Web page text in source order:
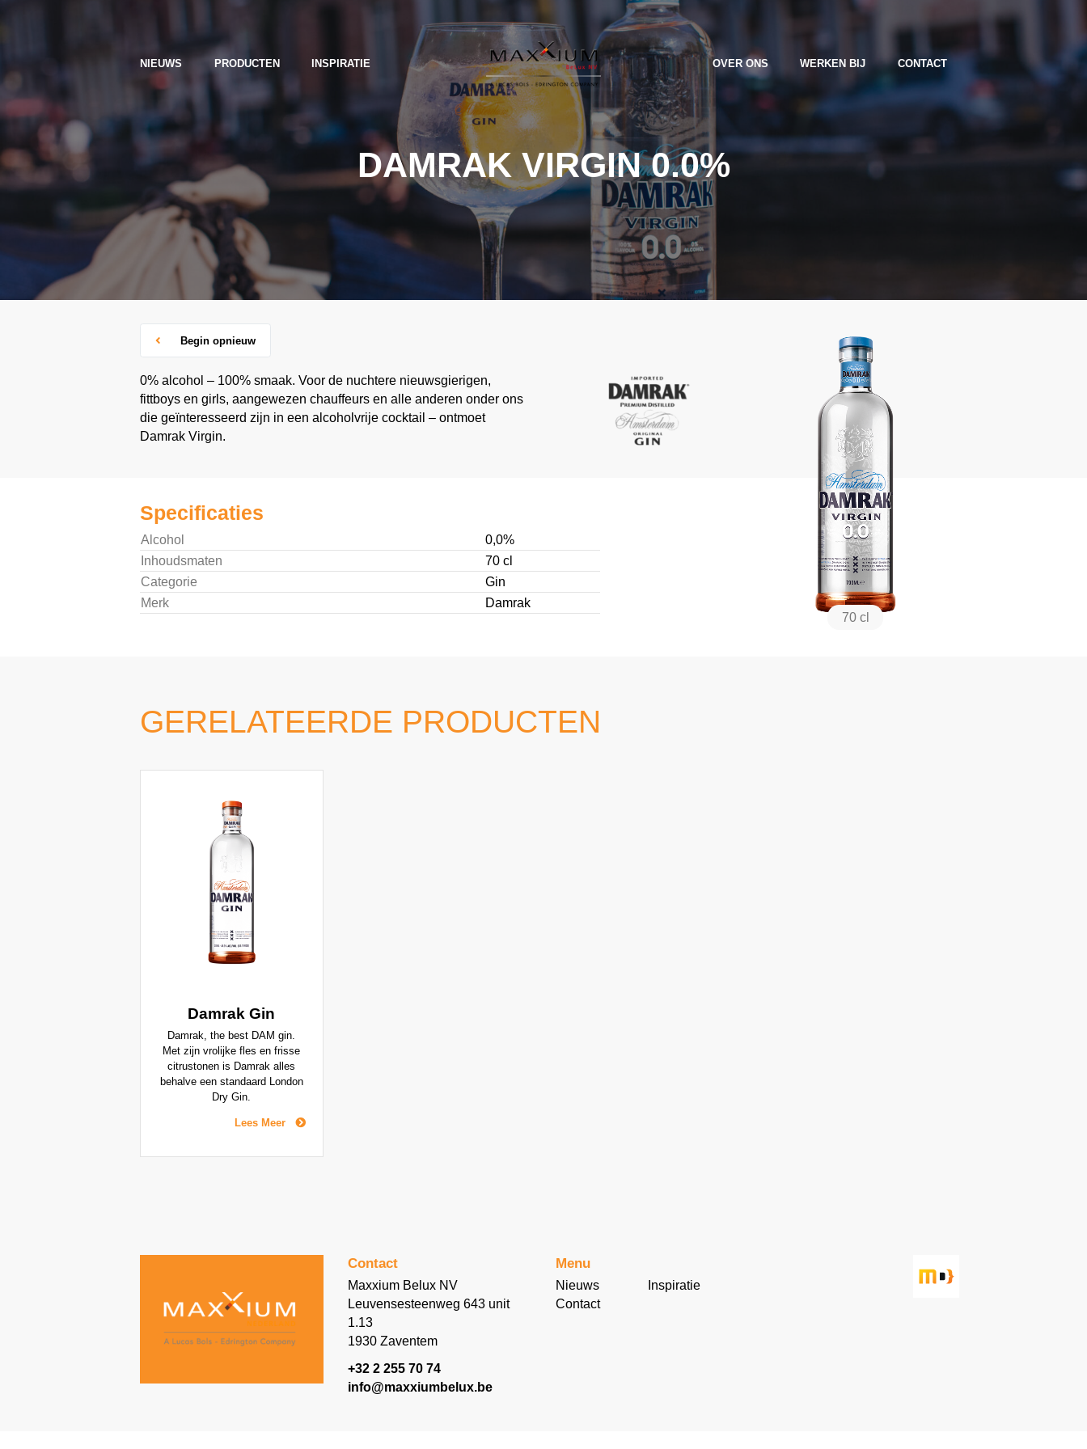
NIEUWS PRODUCTEN INSPIRATIE OVER ONS WERKEN BIJ CONTACT
DAMRAK VIRGIN 0.0%
Begin opnieuw
0% alcohol – 100% smaak. Voor de nuchtere nieuwsgierigen,
fittboys en girls, aangewezen chauffeurs en alle anderen onder ons
die geïnteresseerd zijn in een alcoholvrije cocktail – ontmoet
Damrak Virgin.
Specificaties
Alcohol
0,0%
Inhoudsmaten
70 cl
Categorie
Gin
Merk
Damrak
70 cl
GERELATEERDE PRODUCTEN
Damrak Gin
Damrak, the best DAM gin.
Met zijn vrolijke fles en frisse
citrustonen is Damrak alles
behalve een standaard London
Dry Gin.
Lees Meer
Contact
Maxxium Belux NV
Leuvensesteenweg 643 unit
1.13
1930 Zaventem
+32 2 255 70 74
info@maxxiumbelux.be
Menu
Nieuws
Inspiratie
Contact